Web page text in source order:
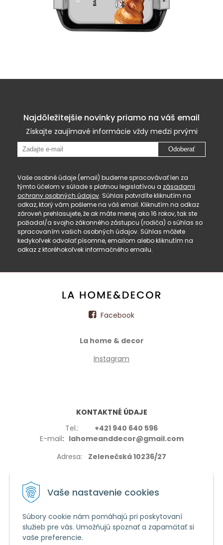
Vaše nastavenie cookies
Súbory cookie nám pomáhajú pri poskytovaní
služieb pre vás. Umožňujú spoznať a zapamätať si
vaše preferencie.
Najdôležitejšie novinky priamo na váš email
Získajte zaujímavé informácie vždy medzi prvými
Odoberať
Vaše osobné údaje (email) budeme spracovávať len za
týmto účelom v súlade s platnou legislatívou a zásadami
ochrany osobných údajov. Súhlas potvrdíte kliknutím na
odkaz, ktorý vám pošleme na váš email. Kliknutím na odkaz
zároveň prehlasujete, že ak máte menej ako 16 rokov, tak ste
požiadal/a svojho zákonného zástupcu (rodiča) o súhlas so
spracovaním vašich osobných údajov. Súhlas môžete
kedykoľvek odvolať písomne, emailom alebo kliknutím na
odkaz z ktoréhokoľvek informačného emailu.
Facebook
La home & decor
Instagram
KONTAKTNÉ ÚDAJE
Tel.: +421 940 640 596
E-mail: lahomeanddecor@gmail.com
Adresa: Zelenečská 10236/27
VŠETKO O NÁKUPE